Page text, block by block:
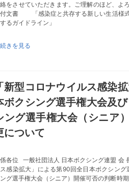
をさせていただきます。ご理解のほど
文書 「感染症と共存する新しい生活様式
るガイドライン」
続きを見る
新型コロナウイルス感染
ボクシング選手権大会及
ング選手権大会（シニア
について
各位 一般社団法人 日本ボクシング連
感染拡大」による第90回全日本ボクシン
グ選手権大会（シニア）開催可否の判断